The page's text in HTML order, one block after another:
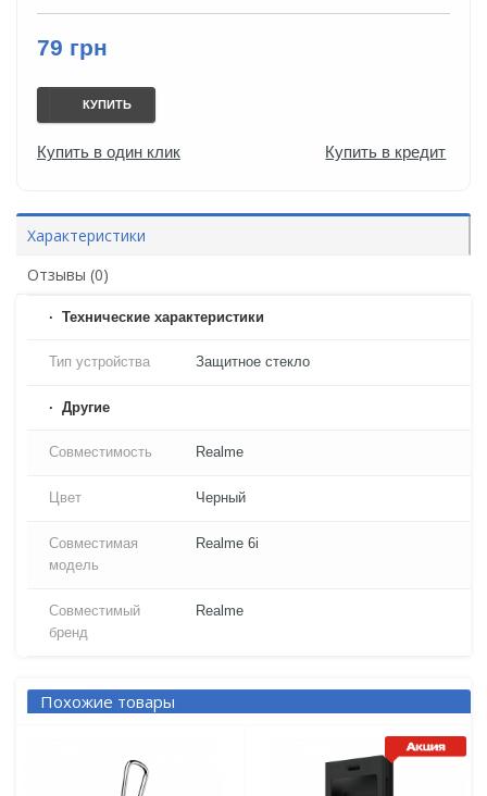
79 грн
КУПИТЬ
Купить в один клик Купить в кредит
Характеристики
Отзывы (0)
Технические характеристики
Тип устройства Защитное стекло
Другие
Совместимость Realme
Цвет Черный
Совместимая
модель
Realme 6i
Совместимый
бренд
Realme
Похожие товары